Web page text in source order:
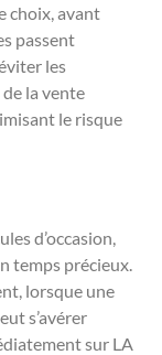
choix, avant
passent
les
la vente
le risque
d’occasion,
temps précieux.
lorsque une
s’avérer
sur LA